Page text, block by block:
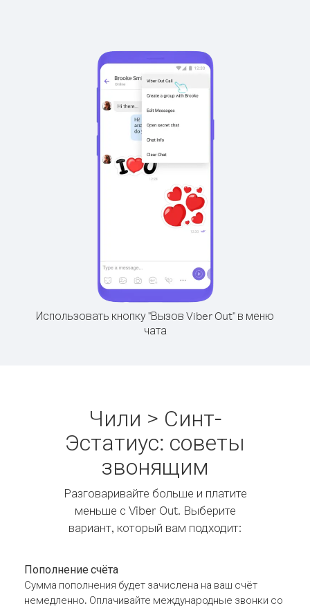
Использовать кнопку "Вызов Viber Out" в меню
чата
Чили > Синт-
Эстатиус: советы
звонящим
Разговаривайте больше и платите
меньше с Viber Out. Выберите
вариант, который вам подходит:
Пополнение счёта
Сумма пополнения будет зачислена на ваш счёт
немедленно. Оплачивайте международные звонки со